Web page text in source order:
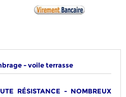
- voile terrasse
RÉSISTANCE - NOMBREUX